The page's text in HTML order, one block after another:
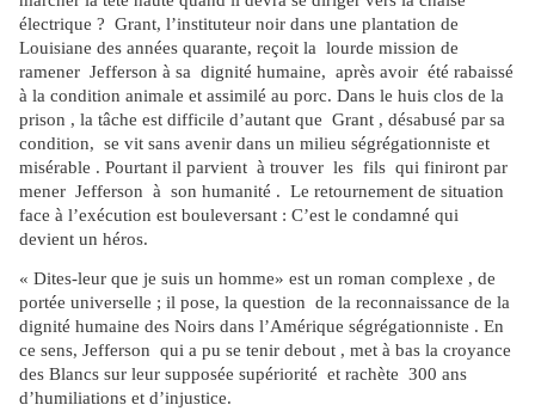
électrique ? Grant, l’instituteur noir dans une plantation de
Louisiane des années quarante, reçoit la lourde mission de
ramener Jefferson à sa dignité humaine, après avoir été rabaissé
à la condition animale et assimilé au porc. Dans le huis clos de la
prison , la tâche est difficile d’autant que Grant , désabusé par sa
condition, se vit sans avenir dans un milieu ségrégationniste et
misérable . Pourtant il parvient à trouver les fils qui finiront par
mener Jefferson à son humanité . Le retournement de situation
face à l’exécution est bouleversant : C’est le condamné qui
devient un héros.
« Dites-leur que je suis un homme» est un roman complexe , de
portée universelle ; il pose, la question de la reconnaissance de la
dignité humaine des Noirs dans l’Amérique ségrégationniste . En
ce sens, Jefferson qui a pu se tenir debout , met à bas la croyance
des Blancs sur leur supposée supériorité et rachète 300 ans
d’humiliations et d’injustice.